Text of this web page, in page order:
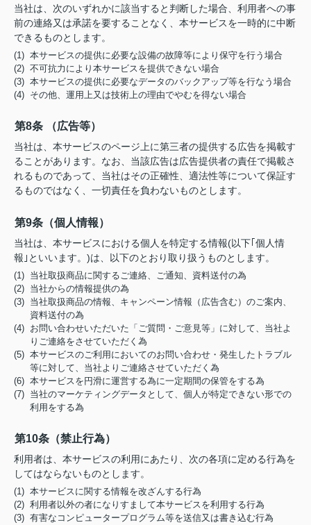
当社は、次のいずれかに該当すると判断した場合、利用者への事
前の連絡又は承諾を要することなく、本サービスを一時的に中断
できるものとします。
(1) 本サービスの提供に必要な設備の故障等により保守を行う場合
(2) 不可抗力により本サービスを提供できない場合
(3) 本サービスの提供に必要なデータのバックアップ等を行なう場合
(4) その他、運用上又は技術上の理由でやむを得ない場合
第8条 （広告等）
当社は、本サービスのページ上に第三者の提供する広告を掲載す
ることがあります。なお、当該広告は広告提供者の責任で掲載さ
れるものであって、当社はその正確性、適法性等について保証す
るものではなく、一切責任を負わないものとします。
第9条（個人情報）
当社は、本サービスにおける個人を特定する情報(以下｢個人情
報｣といいます。)は、以下のとおり取り扱うものとします。
(1) 当社取扱商品に関するご連絡、ご通知、資料送付の為
(2) 当社からの情報提供の為
(3) 当社取扱商品の情報、キャンペーン情報（広告含む）のご案内、
資料送付の為
(4) お問い合わせいただいた「ご質問・ご意見等」に対して、当社よ
りご連絡をさせていただく為
(5) 本サービスのご利用においてのお問い合わせ・発生したトラブル
等に対して、当社よりご連絡させていただく為
(6) 本サービスを円滑に運営する為に一定期間の保管をする為
(7) 当社のマーケティングデータとして、個人が特定できない形での
利用をする為
第10条（禁止行為）
利用者は、本サービスの利用にあたり、次の各項に定める行為を
してはならないものとします。
(1) 本サービスに関する情報を改ざんする行為
(2) 利用者以外の者になりすまして本サービスを利用する行為
(3) 有害なコンピュータープログラム等を送信又は書き込む行為